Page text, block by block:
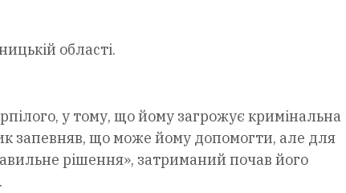
області.
у тому, що йому загрожує кримінальна
запевняв, що може йому допомогти, але для
рішення», затриманий почав його